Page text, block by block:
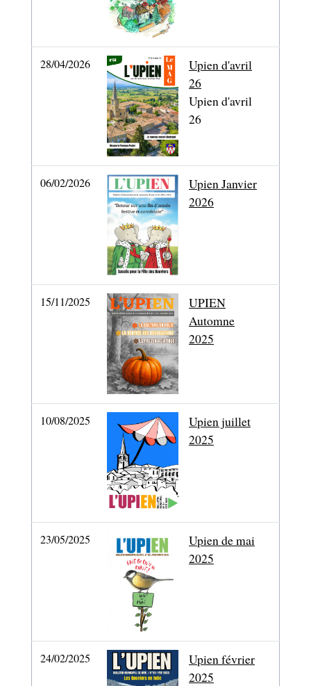
28/04/2026
Upien d'avril
26
Upien d'avril
26
06/02/2026
Upien Janvier
2026
15/11/2025
UPIEN
Automne
2025
10/08/2025
Upien juillet
2025
23/05/2025
Upien de mai
2025
24/02/2025
Upien février
2025